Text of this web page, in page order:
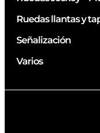
Ruedas llantas y
Señalización
Varios